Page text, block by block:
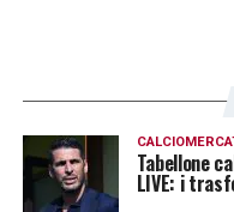
Tabellone
LIVE: i